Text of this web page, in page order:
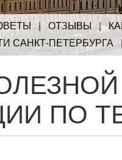
|ОТЗЫВЫ |
САНКТ-ПЕТЕРБУРГА
ПО